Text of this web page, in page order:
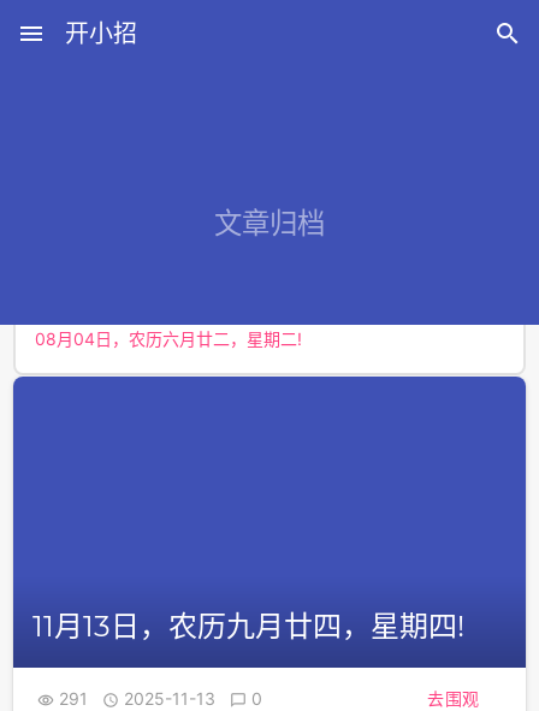
menu 开小招 
文章归档
11月13日，农历九月廿四，星期四!
 291  2025-11-13  0 去围观
08月08日，农历六月廿六，星期六!
08月04日，农历六月廿二，星期二!